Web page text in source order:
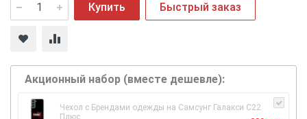
Купить Быстрый заказ
Акционный набор (вместе дешевле):
Чехол с Брендами одежды на Самсунг Галакси С22
Плюс